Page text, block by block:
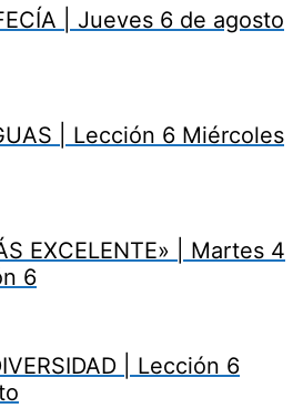
| Jueves 6 de agosto
| Lección 6 Miércoles
EXCELENTE» | Martes 4
6
| Lección 6